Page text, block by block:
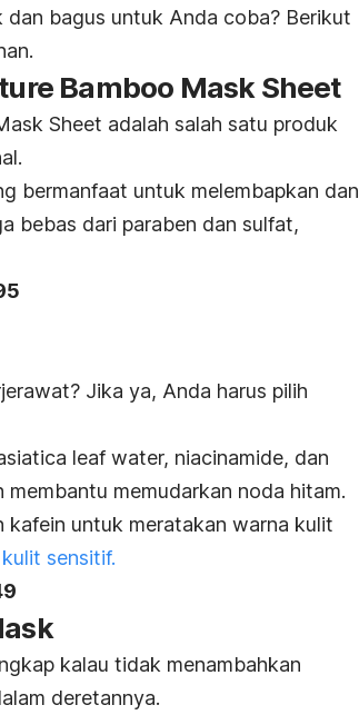
bagus untuk Anda coba? Berikut
Bamboo Mask Sheet
Sheet adalah salah satu produk
bermanfaat untuk melembapkan dan
bebas dari paraben dan sulfat,
Jika ya, Anda harus pilih
leaf water, niacinamide, dan
memudarkan noda hitam.
kafein untuk meratakan warna kulit
kulit sensitif.
kalau tidak menambahkan
deretannya.